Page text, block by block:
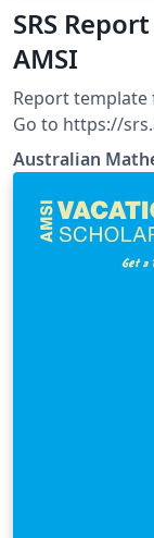
SRS
AMSI
Report template
Go to https://
Australian